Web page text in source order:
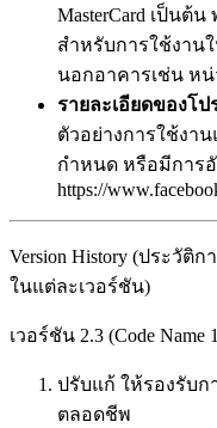
MasterCard เป็นต้
สำหรับการใช้งาน
นอกอาคารเช่น หน่
รายละเอียดของโ
ตัวอย่างการใช้งา
กำหนด หรือมีการ
https://
Version History (ประวัติ
ในแต่ละเวอร์ชัน)
เวอร์ชัน 2.3 (Code Name
ปรับแก้ ให้รองรับ
ตลอดชีพ